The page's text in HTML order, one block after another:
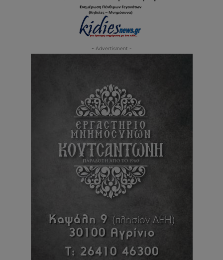
- Advertisment -